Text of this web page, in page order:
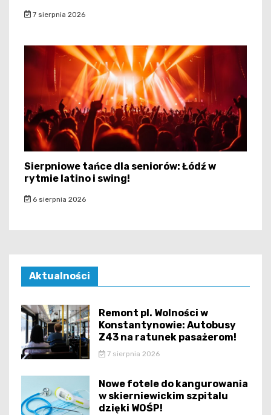
7 sierpnia 2026
Sierpniowe tańce dla seniorów: Łódź w
rytmie latino i swing!
6 sierpnia 2026
Aktualności
Remont pl. Wolności w
Konstantynowie: Autobusy
Z43 na ratunek pasażerom!
7 sierpnia 2026
Nowe fotele do kangurowania
w skierniewickim szpitalu
dzięki WOŚP!